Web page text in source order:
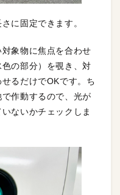
に固定できます。
象物に焦点を合わせ
の部分）を覗き、対
るだけでOKです。ち
作動するので、光が
ないかチェックしま